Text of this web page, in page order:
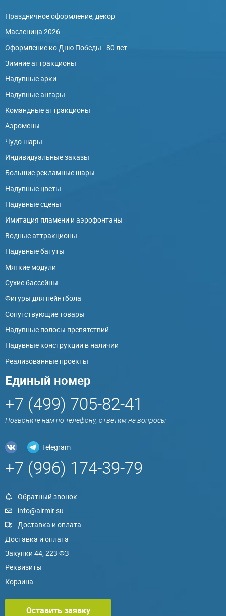
Праздничное оформление, декор
Масленица 2026
Оформление ко Дню Победы - 80 лет
Зимние аттракционы
Надувные арки
Надувные ангары
Командные аттракционы
Аэромены
Чудо шары
Индивидуальные заказы
Большие рекламные шары
Надувные цветы
Надувные сцены
Имитация пламени и аэрофонтаны
Водные аттракционы
Надувные батуты
Мягкие модули
Сухие бассейны
Фигуры для пейнтбола
Сопутствующие товары
Надувные полосы препятствий
Надувные конструкции в наличии
Реализованные проекты
Единый номер
+7 (499) 705-82-41
Позвоните нам по телефону, ответим на вопросы
Telegram
+7 (996) 174-39-79
Обратный звонок
info@airmir.su
Доставка и оплата
Доставка и оплата
Закупки 44, 223 ФЗ
Реквизиты
Корзина
Оставить заявку